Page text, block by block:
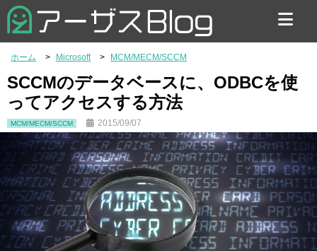
お問い合わせ
ホーム Microsoft MCM/MECM/SCCM
SCCMのデータベースに、ODBCを使
ってアクセスする方法
MCM/MECM/SCCM 2015/09/07